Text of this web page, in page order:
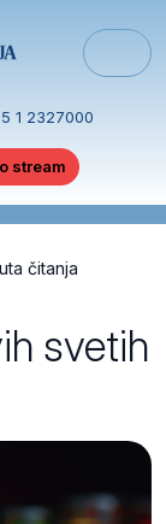
1 2327000
stream
čitanja
svetih